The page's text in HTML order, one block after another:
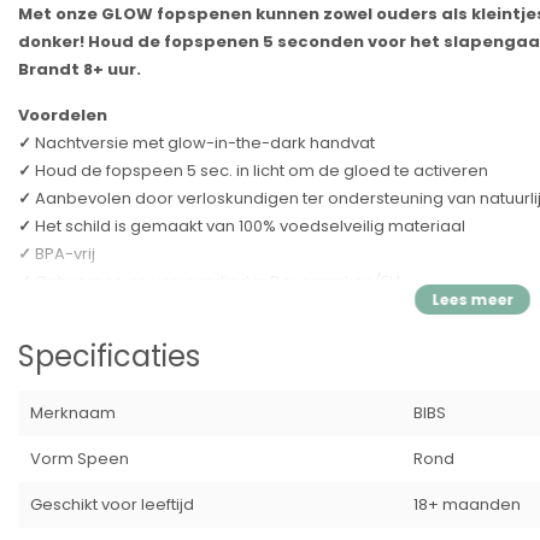
Met onze GLOW fopspenen kunnen zowel ouders als
donker! Houd de fopspenen 5 seconden voor het
Brandt 8+ uur.
Voordelen
✓ Nachtversie met glow-in-the-dark handvat
✓ Houd de fopspeen 5 sec. in licht om de gloed te activeren
✓ Aanbevolen door verloskundigen ter ondersteuning van
✓ Het schild is gemaakt van 100% voedselveilig materiaal
✓ BPA-vrij
Ontworpen en vervaardigd in Denemarken/EU
De ronde tepel bevordert een vergelijkbare tongplaatsing en
als tijdens het geven van borstvoeding.
ventilatiesysteem zorgt ervoor dat de lucht uit de tepel door het
tepel plat wordt en zich op natuurlijke wijze vormt naar de
Specificaties
Merknaam
BIBS
Vorm Speen
Rond
Geschikt voor leeftijd
18+ maanden